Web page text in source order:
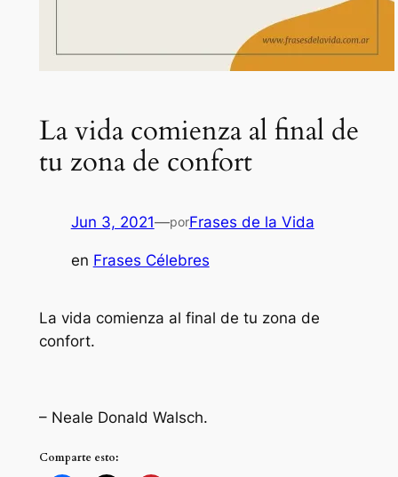
La vida comienza al final de
tu zona de confort
Jun 3, 2021—porFrases de la Vida
en Frases Célebres
La vida comienza al final de tu zona de
confort.
– Neale Donald Walsch.
Comparte esto: